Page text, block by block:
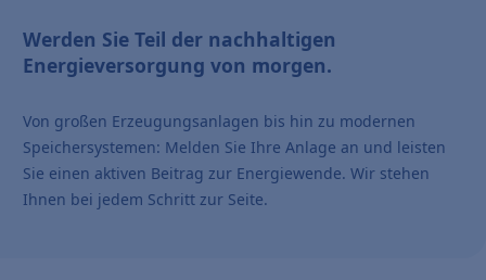
Werden Sie Teil der nachhaltigen
Energieversorgung von morgen.
Von großen Erzeugungsanlagen bis hin zu modernen
Speichersystemen: Melden Sie Ihre Anlage an und leisten
Sie einen aktiven Beitrag zur Energiewende. Wir stehen
Ihnen bei jedem Schritt zur Seite.